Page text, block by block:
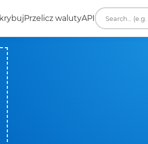
Przelicz walutyAPI